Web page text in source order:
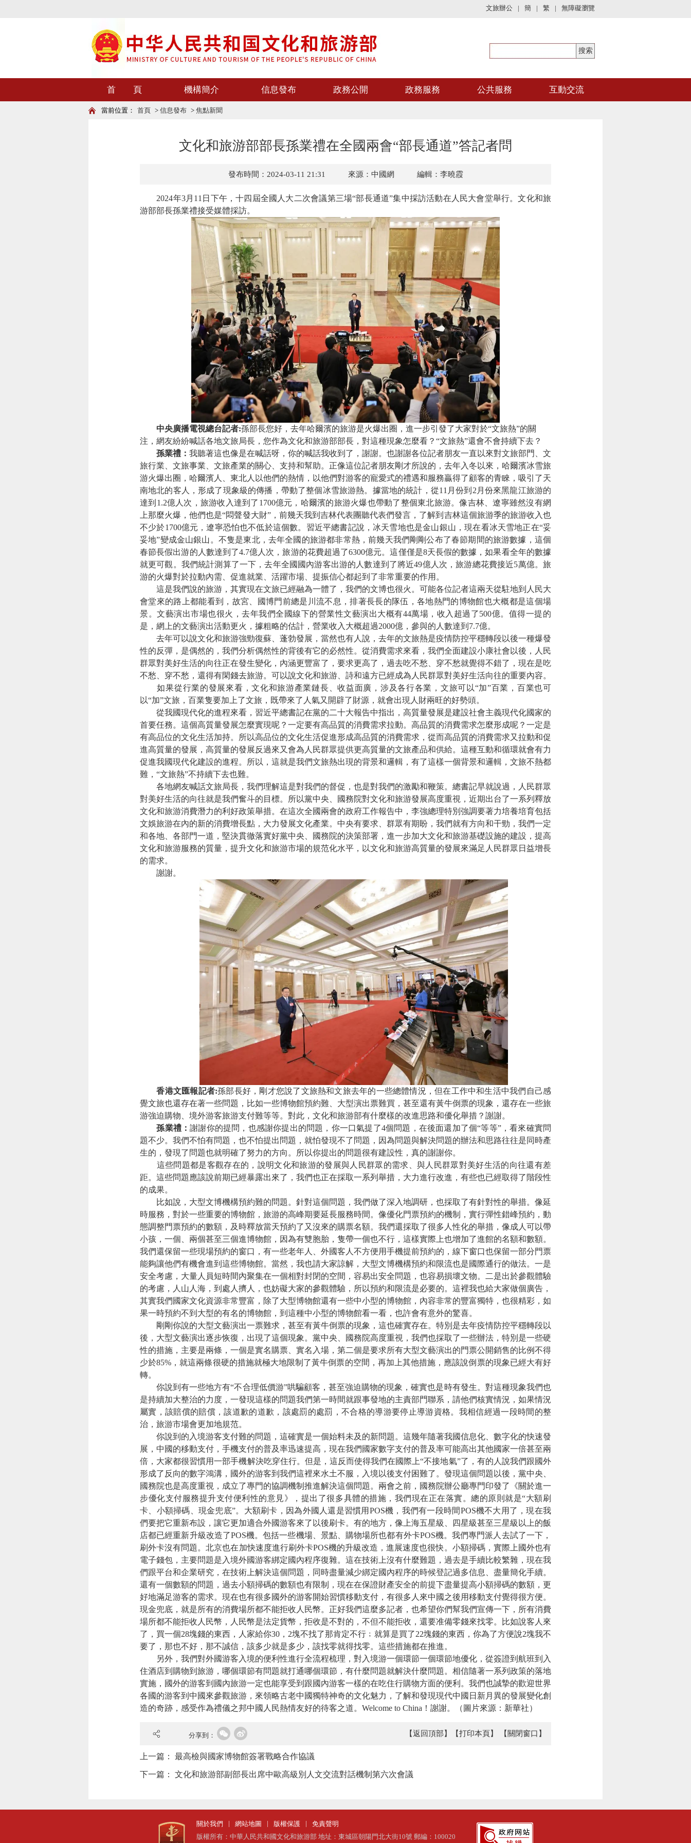
文旅辦公 | 簡 | 繁 | 無障礙瀏覽
首 頁 機構簡介 信息發布 政務公開 政務服務 公共服務 互動交流
當前位置： 首頁 > 信息發布 > 焦點新聞
文化和旅游部部長孫業禮在全國兩會“部長通道”答記者問
發布時間：2024-03-11 21:31 來源：中國網 編輯：李曉霞
2024年3月11日下午，十四屆全國人大二次會議第三場“部長通道”集中採訪活動在人民大會堂舉行。文化和旅
游部部長孫業禮接受媒體採訪。
中央廣播電視總台記者:孫部長您好，去年哈爾濱的旅游是火爆出圈，進一步引發了大家對於“文旅熱”的關
注，網友紛紛喊話各地文旅局長， 您作為文化和旅游部部長，對這種現象怎麼看？“文旅熱”還會不會持續下去？
孫業禮： 我聽著這也像是在喊話呀，你的喊話我收到了，謝謝。也謝謝各位記者朋友一直以來對文旅部門、文
旅行業、文旅事業、文旅產業的關心、支持和幫助。正像這位記者朋友剛才所說的，去年入冬以來，哈爾濱冰雪旅
游火爆出圈，哈爾濱人、東北人以他們的熱情，以他們對游客的寵愛式的禮遇和服務贏得了顧客的青睞，吸引了天
南地北的客人，形成了現象級的傳播，帶動了整個冰雪旅游熱。據當地的統計，從11月份到2月份來黑龍江旅游的
達到1.2億人次，旅游收入達到了1700億元，哈爾濱的旅游火爆也帶動了整個東北旅游。像吉林、遼寧雖然沒有網
上那麼火爆，他們也是“悶聲發大財”，前幾天我到吉林代表團聽代表們發言，了解到吉林這個旅游季的旅游收入也
不少於1700億元，遼寧恐怕也不低於這個數。習近平總書記說，冰天雪地也是金山銀山，現在看冰天雪地正在“妥
妥地”變成金山銀山。不隻是東北，去年全國的旅游都非常熱，前幾天我們剛剛公布了春節期間的旅游數據，這個
春節長假出游的人數達到了4.7億人次，旅游的花費超過了6300億元。這僅僅是8天長假的數據，如果看全年的數據
就更可觀。我們統計測算了一下，去年全國國內游客出游的人數達到了將近49億人次，旅游總花費接近5萬億。旅
游的火爆對於拉動內需、促進就業、活躍市場、提振信心都起到了非常重要的作用。
這是我們說的旅游，其實現在文旅已經融為一體了，我們的文博也很火。可能各位記者這兩天從駐地到人民大
會堂來的路上都能看到，故宮、國博門前總是川流不息，排著長長的隊伍，各地熱門的博物館也大概都是這個場
景。文藝演出市場也很火，去年我們全國線下的營業性文藝演出大概有44萬場，收入超過了500億。值得一提的
是，網上的文藝演出活動更火，據粗略的估計，營業收入大概超過2000億，參與的人數達到7.7億。
去年可以說文化和旅游強勁復蘇、蓬勃發展，當然也有人說，去年的文旅熱是疫情防控平穩轉段以後一種爆發
性的反彈，是偶然的，我們分析偶然性的背後有它的必然性。從消費需求來看，我們全面建設小康社會以後，人民
群眾對美好生活的向往正在發生變化，內涵更豐富了，要求更高了，過去吃不愁、穿不愁就覺得不錯了，現在是吃
不愁、穿不愁，還得有閑錢去旅游。可以說文化和旅游、詩和遠方已經成為人民群眾對美好生活向往的重要內容。
如果從行業的發展來看，文化和旅游產業鏈長、收益面廣，涉及各行各業，文旅可以“加”百業，百業也可
以“加”文旅，百業隻要加上了文旅，既帶來了人氣又開辟了財源，就會出現人財兩旺的好勢頭。
從我國現代化的進程來看，習近平總書記在黨的二十大報告中指出，高質量發展是建設社會主義現代化國家的
首要任務。這個高質量發展怎麼實現呢？一定要有高品質的消費需求拉動。高品質的消費需求怎麼形成呢？一定是
有高品位的文化生活加持。所以高品位的文化生活促進形成高品質的消費需求，從而高品質的消費需求又拉動和促
進高質量的發展，高質量的發展反過來又會為人民群眾提供更高質量的文旅產品和供給。這種互動和循環就會有力
促進我國現代化建設的進程。所以，這就是我們文旅熱出現的背景和邏輯，有了這樣一個背景和邏輯，文旅不熱都
難，“文旅熱”不持續下去也難。
各地網友喊話文旅局長，我們理解這是對我們的督促，也是對我們的激勵和鞭策。總書記早就說過，人民群眾
對美好生活的向往就是我們奮斗的目標。所以黨中央、國務院對文化和旅游發展高度重視，近期出台了一系列釋放
文化和旅游消費潛力的利好政策舉措。在這次全國兩會的政府工作報告中，李強總理特別強調要著力培養培育包括
文娛旅游在內的新的消費增長點，大力發展文化產業。中央有要求、群眾有期盼，我們就有方向和干勁，我們一定
和各地、各部門一道，堅決貫徹落實好黨中央、國務院的決策部署，進一步加大文化和旅游基礎設施的建設，提高
文化和旅游服務的質量，提升文化和旅游市場的規范化水平，以文化和旅游高質量的發展來滿足人民群眾日益增長
的需求。
謝謝。
香港文匯報記者:孫部長好，剛才您說了文旅熱和文旅去年的一些總體情況，但在工作中和生活中我們自己感
覺文旅也還存在著一些問題，比如一些博物館預約難、大型演出票難買，甚至還有黃牛倒票的現象，還存在一些旅
游強迫購物、境外游客旅游支付難等等。對此，文化和旅游部有什麼樣的改進思路和優化舉措？謝謝。
孫業禮：謝謝你的提問 ，也感謝你提出的問題，你一口氣提了4個問題，在後面還加了個“等等”，看來確實問
題不少。我們不怕有問題，也不怕提出問題，就怕發現不了問題，因為問題與解決問題的辦法和思路往往是同時產
生的，發現了問題也就明確了努力的方向。所以你提出的問題很有建設性，真的謝謝你。
這些問題都是客觀存在的，說明文化和旅游的發展與人民群眾的需求、與人民群眾對美好生活的向往還有差
距。這些問題應該說前期已經暴露出來了，我們也正在採取一系列舉措，大力進行改進，有些也已經取得了階段性
的成果。
比如說，大型文博機構預約難的問題。針對這個問題，我們做了深入地調研，也採取了有針對性的舉措。像延
時服務，對於一些重要的博物館，旅游的高峰期要延長服務時間。像優化門票預約的機制，實行彈性錯峰預約，動
態調整門票預約的數額，及時釋放當天預約了又沒來的購票名額。我們還採取了很多人性化的舉措，像成人可以帶
小孩，一個、兩個甚至三個進博物館，因為有雙胞胎，隻帶一個也不行，這樣實際上也增加了進館的名額和數額。
我們還保留一些現場預約的窗口，有一些老年人、外國客人不方便用手機提前預約的，線下窗口也保留一部分門票
能夠讓他們有機會進到這些博物館。當然，我也請大家諒解，大型文博機構預約和限流也是國際通行的做法。一是
安全考慮，大量人員短時間內聚集在一個相對封閉的空間，容易出安全問題，也容易損壞文物。二是出於參觀體驗
的考慮，人山人海，到處人擠人，也妨礙大家的參觀體驗，所以預約和限流是必要的。這裡我也給大家做個廣告，
其實我們國家文化資源非常豐富，除了大型博物館還有一些中小型的博物館，內容非常的豐富獨特，也很精彩，如
果一時預約不到大型的有名的博物館，到這種中小型的博物館看一看，也許會有意外的驚喜。
剛剛你說的大型文藝演出一票難求，甚至有黃牛倒票的現象，這也確實存在。特別是去年疫情防控平穩轉段以
後，大型文藝演出逐步恢復，出現了這個現象。黨中央、國務院高度重視，我們也採取了一些辦法，特別是一些硬
性的措施，主要是兩條，一個是實名購票、實名入場，第二個是要求所有大型文藝演出的門票公開銷售的比例不得
少於85%，就這兩條很硬的措施就極大地限制了黃牛倒票的空間，再加上其他措施，應該說倒票的現象已經大有好
轉。
你說到有一些地方有“不合理低價游”哄騙顧客，甚至強迫購物的現象，確實也是時有發生。對這種現象我們也
是持續加大整治的力度，一發現這樣的問題我們第一時間就跟事發地的主責部門聯系，請他們核實情況，如果情況
屬實，該賠償的賠償，該道歉的道歉，該處罰的處罰，不合格的導游要停止導游資格。我相信經過一段時間的整
治，旅游市場會更加地規范。
你說到的入境游客支付難的問題，這確實是一個始料未及的新問題。這幾年隨著我國信息化、數字化的快速發
展，中國的移動支付，手機支付的普及率迅速提高，現在我們國家數字支付的普及率可能高出其他國家一倍甚至兩
倍，大家都很習慣用一部手機解決吃穿住行。但是，這反而使得我們在國際上“不接地氣”了，有的人說我們跟國外
形成了反向的數字鴻溝，國外的游客到我們這裡來水土不服，入境以後支付困難了。發現這個問題以後，黨中央、
國務院也是高度重視，成立了專門的協調機制推進解決這個問題。兩會之前，國務院辦公廳專門印發了《關於進一
步優化支付服務提升支付便利性的意見》，提出了很多具體的措施，我們現在正在落實。總的原則就是“大額刷
卡、小額掃碼、現金兜底”。大額刷卡，因為外國人還是習慣用POS機，我們有一段時間POS機不大用了，現在我
們要把它重新布設，讓它更加適合外國游客來了以後刷卡。有的地方，像上海五星級、四星級甚至三星級以上的飯
店都已經重新升級改造了POS機。包括一些機場、景點、購物場所也都有外卡POS機。我們專門派人去試了一下，
刷外卡沒有問題。北京也在加快速度進行刷外卡POS機的升級改造，進展速度也很快。小額掃碼，實際上國外也有
電子錢包，主要問題是入境外國游客綁定國內程序復雜。這在技術上沒有什麼難題，過去是手續比較繁雜，現在我
們跟平台和企業研究，在技術上解決這個問題，同時盡量減少綁定國內程序的時候登記過多信息、盡量簡化手續。
還有一個數額的問題，過去小額掃碼的數額也有限制，現在在保證財產安全的前提下盡量提高小額掃碼的數額，更
好地滿足游客的需求。現在也有很多國外的游客開始習慣移動支付，有很多人來中國之後用移動支付覺得很方便。
現金兜底，就是所有的消費場所都不能拒收人民幣。正好我們這麼多記者，也希望你們幫我們宣傳一下，所有消費
場所都不能拒收人民幣，人民幣是法定貨幣，拒收是不對的，不但不能拒收，還要准備零錢來找零。比如說客人來
了，買一個28塊錢的東西，人家給你30，2塊不找了那肯定不行﹔就算是買了22塊錢的東西，你為了方便說2塊我不
要了，那也不好，那不誠信，該多少就是多少，該找零就得找零。這些措施都在推進。
另外，我們對外國游客入境的便利性進行全流程梳理，對入境游一個環節一個環節地優化，從簽證到航班到入
住酒店到購物到旅游，哪個環節有問題就打通哪個環節，有什麼問題就解決什麼問題。相信隨著一系列政策的落地
實施，國外的游客到國內旅游一定也能享受到跟國內游客一樣的在吃住行購物方面的便利。我們也誠摯的歡迎世界
各國的游客到中國來參觀旅游，來領略古老中國獨特神奇的文化魅力，了解和發現現代中國日新月異的發展變化創
造的奇跡，感受作為禮儀之邦中國人民熱情友好的待客之道。Welcome to China！謝謝。（圖片來源：新華社）
分享到： 【返回頂部】 【打印本頁】 【關閉窗口】
上一篇： 最高檢與國家博物館簽署戰略合作協議
下一篇： 文化和旅游部副部長出席中歐高級別人文交流對話機制第六次會議